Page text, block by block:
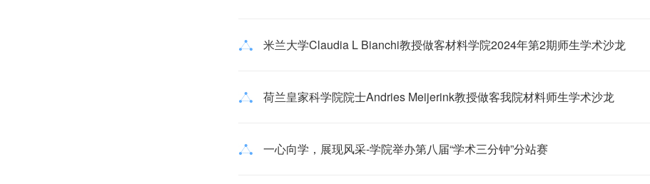
米兰大学Claudia L Bianchi教授做客材料学院2024年第2期师生学术沙龙
荷兰皇家科学院院士Andries Meijerink教授做客我院材料师生学术沙龙
一心向学，展现风采-学院举办第八届“学术三分钟”分站赛